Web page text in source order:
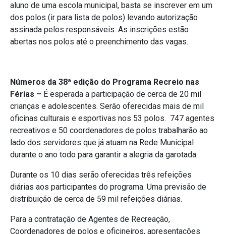
aluno de uma escola municipal, basta se inscrever em um
dos polos (ir para lista de polos) levando autorização
assinada pelos responsáveis. As inscrições estão
abertas nos polos até o preenchimento das vagas.
Números da 38ª edição do Programa Recreio nas
Férias – É esperada a participação de cerca de 20 mil
crianças e adolescentes. Serão oferecidas mais de mil
oficinas culturais e esportivas nos 53 polos. 747 agentes
recreativos e 50 coordenadores de polos trabalharão ao
lado dos servidores que já atuam na Rede Municipal
durante o ano todo para garantir a alegria da garotada.
Durante os 10 dias serão oferecidas três refeições
diárias aos participantes do programa. Uma previsão de
distribuição de cerca de 59 mil refeições diárias.
Para a contratação de Agentes de Recreação,
Coordenadores de polos e oficineiros, apresentações